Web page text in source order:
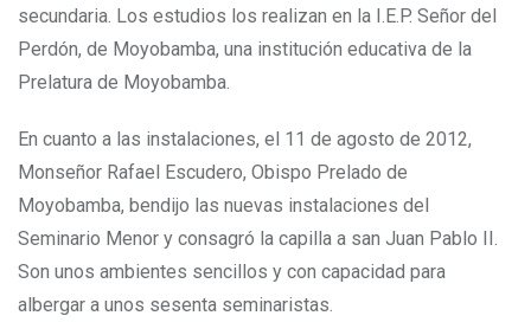
secundaria. Los estudios los realizan en la I.E.P. Señor del
Perdón, de Moyobamba, una institución educativa de la
Prelatura de Moyobamba.
En cuanto a las instalaciones, el 11 de agosto de 2012,
Monseñor Rafael Escudero, Obispo Prelado de
Moyobamba, bendijo las nuevas instalaciones del
Seminario Menor y consagró la capilla a san Juan Pablo II.
Son unos ambientes sencillos y con capacidad para
albergar a unos sesenta seminaristas.